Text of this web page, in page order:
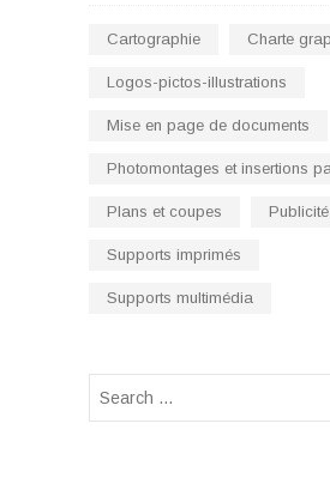
Cartographie Charte
Logos-pictos-illustrations
Mise en page de documents
Photomontages et insertions
Plans et coupes Publicité
Supports imprimés
Supports multimédia